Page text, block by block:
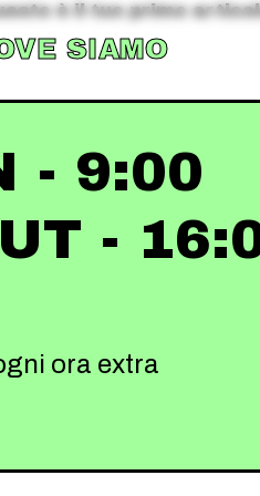
SIAMO
è il tuo primo
- 9:00
-
ora extra